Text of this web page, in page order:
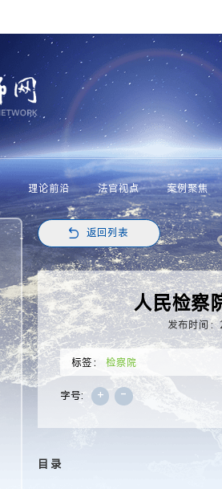
理论前沿 法官视点 案例聚焦
返回列表
人民检察
发布时间
标签： 检察院
字号: + -
目 录